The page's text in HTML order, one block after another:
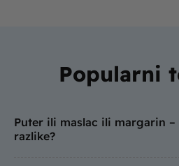
Popularni
Puter ili maslac ili margarin
razlike?